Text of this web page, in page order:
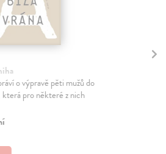
o výpravě pěti mužů do
pro některé z nich